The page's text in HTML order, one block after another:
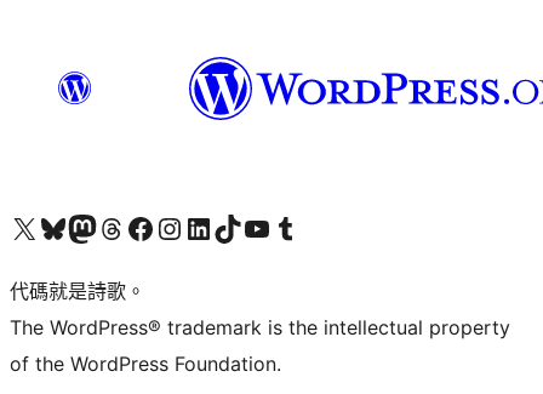
Visit our X (formerly Twitter) account
Visit our Bluesky account
Visit our Mastodon account
Visit our Threads account
訪問我們的 Facebook 專頁Visit our Instagram account
Visit our LinkedIn account
Visit our TikTok account
Visit our YouTube channel
Visit our Tumblr account
代碼就是詩歌。
The WordPress® trademark is the intellectual property
of the WordPress Foundation.